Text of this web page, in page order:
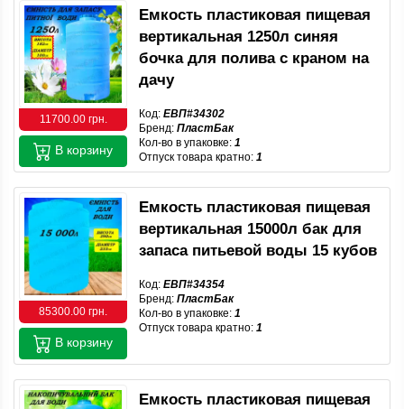
11700.00 грн.
Емкость пластиковая пищевая
вертикальная 1250л синяя
бочка для полива с краном на
дачу
Код: ЕВП#34302
Бренд: ПластБак
Кол-во в упаковке: 1
Отпуск товара кратно: 1
В корзину
85300.00 грн.
Емкость пластиковая пищевая
вертикальная 15000л бак для
запаса питьевой воды 15 кубов
Код: ЕВП#34354
Бренд: ПластБак
Кол-во в упаковке: 1
Отпуск товара кратно: 1
В корзину
Емкость пластиковая пищевая